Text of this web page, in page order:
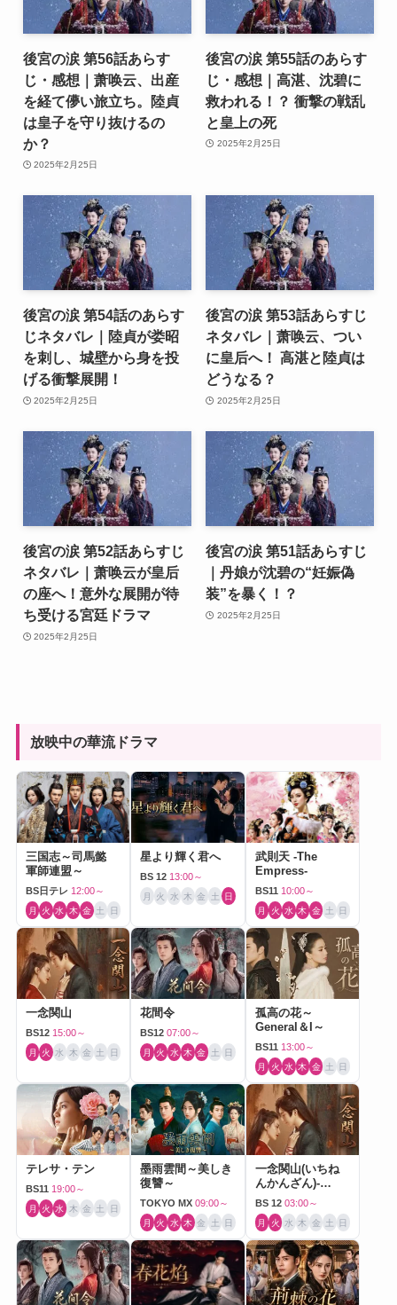
後宮の涙 第56話あらす
じ・感想｜萧唤云、出産
を経て儚い旅立ち。陸貞
は皇子を守り抜けるの
か？
2025年2月25日
後宮の涙 第55話のあらす
じ・感想｜高湛、沈碧に
救われる！？ 衝撃の戦乱
と皇上の死
2025年2月25日
後宮の涙 第54話のあらす
じネタバレ｜陸貞が娄昭
を刺し、城壁から身を投
げる衝撃展開！
2025年2月25日
後宮の涙 第53話あらすじ
ネタバレ｜萧唤云、つい
に皇后へ！ 高湛と陸貞は
どうなる？
2025年2月25日
後宮の涙 第52話あらすじ
ネタバレ｜萧唤云が皇后
の座へ！意外な展開が待
ち受ける宮廷ドラマ
2025年2月25日
後宮の涙 第51話あらすじ
｜丹娘が沈碧の“妊娠偽
装”を暴く！？
2025年2月25日
放映中の華流ドラマ
三国志～司馬懿
軍師連盟～
BS日テレ 12:00～
月 火 水 木 金 土 日
星より輝く君へ
BS 12 13:00～
月 火 水 木 金 土 日
武則天 -The
Empress-
BS11 10:00～
月 火 水 木 金 土 日
一念関山
BS12 15:00～
月 火 水 木 金 土 日
花間令
BS12 07:00～
月 火 水 木 金 土 日
孤高の花～
General＆I～
BS11 13:00～
月 火 水 木 金 土 日
テレサ・テン
BS11 19:00～
月 火 水 木 金 土 日
墨雨雲間～美しき
復讐～
TOKYO MX 09:00～
月 火 水 木 金 土 日
一念関山(いちね
んかんざん)-
Journey to Love-
BS 12 03:00～
月 火 水 木 金 土 日